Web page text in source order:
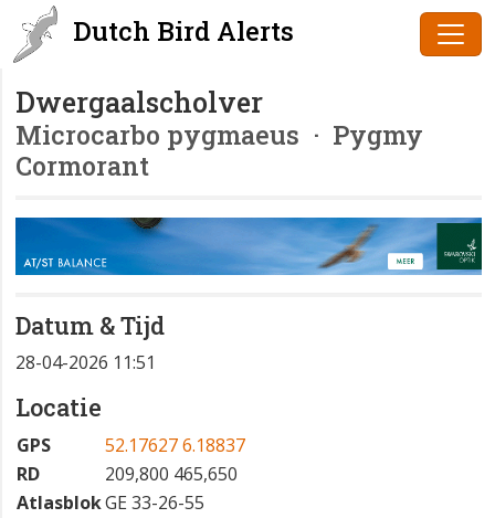
Dutch Bird Alerts
Dwergaalscholver
Microcarbo pygmaeus · Pygmy
Cormorant
Datum & Tijd
28-04-2026 11:51
Locatie
GPS
52.17627 6.18837
RD
209,800 465,650
AtlasblokGE 33-26-55